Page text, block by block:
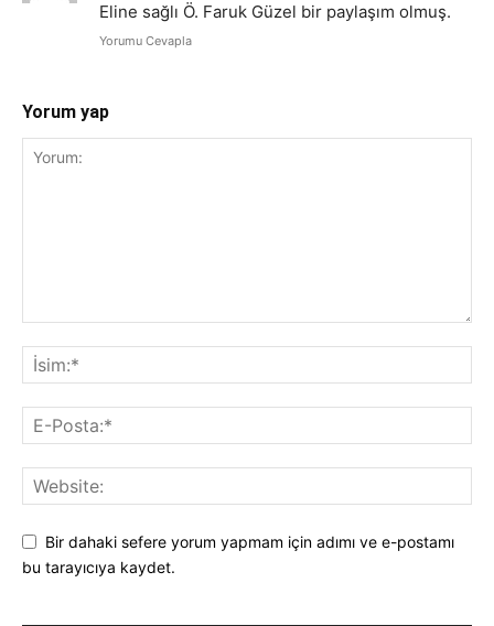
Eline sağlı Ö. Faruk Güzel bir paylaşım olmuş.
Yorumu Cevapla
Yorum yap
Bir dahaki sefere yorum yapmam için adımı ve e-postamı
bu tarayıcıya kaydet.